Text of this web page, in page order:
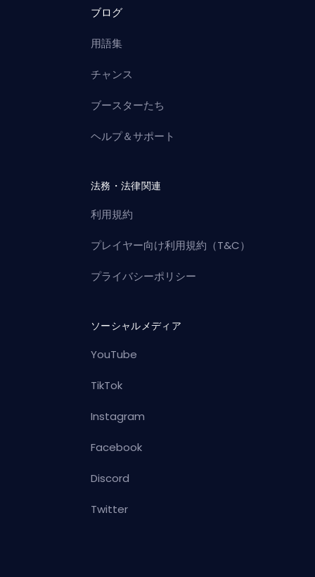
ブログ
用語集
チャンス
ブースターたち
ヘルプ＆サポート
法務・法律関連
利用規約
プレイヤー向け利用規約（T&C）
プライバシーポリシー
ソーシャルメディア
YouTube
TikTok
Instagram
Facebook
Discord
Twitter